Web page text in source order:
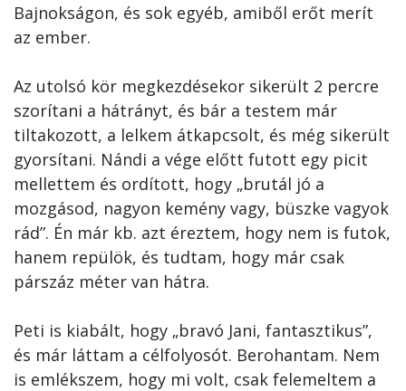
Bajnokságon, és sok egyéb, amiből erőt merít
az ember.
Az utolsó kör megkezdésekor sikerült 2 percre
szorítani a hátrányt, és bár a testem már
tiltakozott, a lelkem átkapcsolt, és még sikerült
gyorsítani. Nándi a vége előtt futott egy picit
mellettem és ordított, hogy „brutál jó a
mozgásod, nagyon kemény vagy, büszke vagyok
rád”. Én már kb. azt éreztem, hogy nem is futok,
hanem repülök, és tudtam, hogy már csak
párszáz méter van hátra.
Peti is kiabált, hogy „bravó Jani, fantasztikus”,
és már láttam a célfolyosót. Berohantam. Nem
is emlékszem, hogy mi volt, csak felemeltem a